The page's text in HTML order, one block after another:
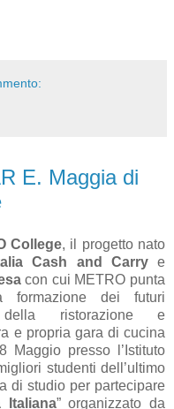
E. Maggia di
College, il progetto nato
Cash and Carrye
con cui METRO punta
formazione dei futuri
ristorazione e
e propria gara di cucina
Maggio presso l’Istituto
studenti dell’ultimo
di studio per partecipare
Italiana” organizzato da